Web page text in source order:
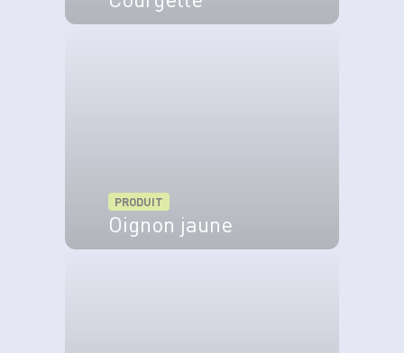
PRODUIT
Oignon jaune